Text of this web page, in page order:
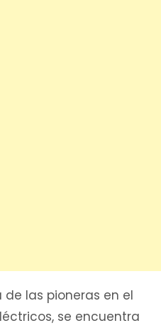
de las pioneras en el
se encuentra